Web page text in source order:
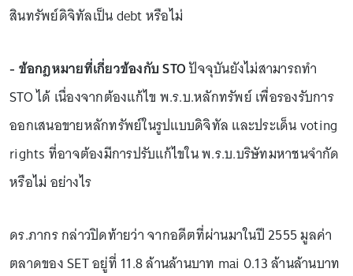
สินทรัพย์ดิจิทัลเป็น debt หรือไม่
- ข้อกฎหมายที่เกี่ยวข้องกับ STOปัจจุบันยังไม่สามารถทำ
STO ได้ เนื่องจากต้องแก้ไข พ.ร.บ.หลักทรัพย์ เพื่อรองรับการ
ออกเสนอขายหลักทรัพย์ในรูปแบบดิจิทัล และประเด็น voting
rights ที่อาจต้องมีการปรับแก้ไขใน พ.ร.บ.บริษัทมหาชนจำกัด
หรือไม่ อย่างไร
ดร.ภากร กล่าวปิดท้ายว่า จากอดีตที่ผ่านมาในปี 2555 มูลค่า
ตลาดของ SET อยู่ที่ 11.8 ล้านล้านบาท mai 0.13 ล้านล้านบาท